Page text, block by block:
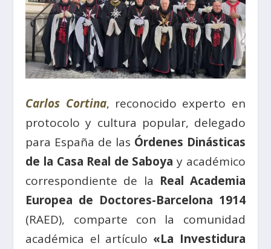
Carlos Cortina, reconocido experto en
protocolo y cultura popular, delegado
para España de las Órdenes Dinásticas
de la Casa Real de Saboya y académico
correspondiente de la Real Academia
Europea de Doctores-Barcelona 1914
(RAED), comparte con la comunidad
académica el artículo «La Investidura